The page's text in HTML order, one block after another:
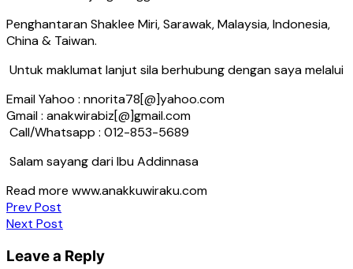
Penghantaran Shaklee Miri, Sarawak, Malaysia, Indonesia,
China & Taiwan.
Untuk maklumat lanjut sila berhubung dengan saya melalui
Email Yahoo : nnorita78[@]yahoo.com
Gmail : anakwirabiz[@]gmail.com
Call/Whatsapp : 012-853-5689
Salam sayang dari Ibu Addinnasa
Read more www.anakkuwiraku.com
Post
navigation
Prev Post
Next Post
Leave a Reply